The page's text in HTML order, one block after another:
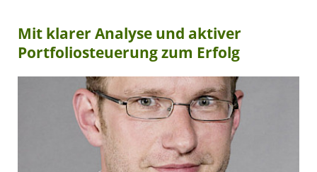
Mit klarer Analyse und aktiver
Portfoliosteuerung zum Erfolg